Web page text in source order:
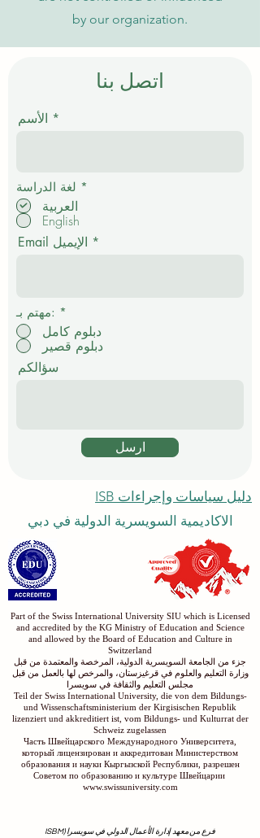
by our organization.
اتصل بنا
الأسم
لغة الدراسة *
ي
العربية
English
Email الإيميل
مهتم بـ: *
دبلوم كامل
دبلوم قصير
سؤالكم
ارسل
دليل سياسات وإجراءات ISB
الاكاديمية السويسرية الدولية في دبي
Part of the Swiss International University SIU which is Licensed
and accredited by the KG Ministry of Education and Science
and allowed by the Board of Education and Culture in
Switzerland
جزء من الجامعة السويسرية الدولية، المرخصة والمعتمدة من قبل
وزارة التعليم والعلوم في قرغيزستان، والمرخص لها بالعمل من قبل
مجلس التعليم والثقافة في سويسرا
Teil der Swiss International University, die von dem Bildungs-
und Wissenschaftsministerium der Kirgisischen Republik
lizenziert und akkreditiert ist, vom Bildungs- und Kulturrat der
Schweiz zugelassen
Часть Швейцарского Международного Университета,
который лицензирован и аккредитован Министерством
образования и науки Кыргызской Республики, разрешен
Советом по образованию и культуре Швейцарии
www.swissuniversity.com
فرع من معهد إدارة الأعمال الدولي في سويسرا (ISBM